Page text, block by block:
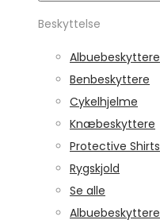
Beskyttelse
Albuebeskyttere
Benbeskyttere
Cykelhjelme
Knæbeskyttere
Protective Shirts
Rygskjold
Se alle
Albuebeskyttere